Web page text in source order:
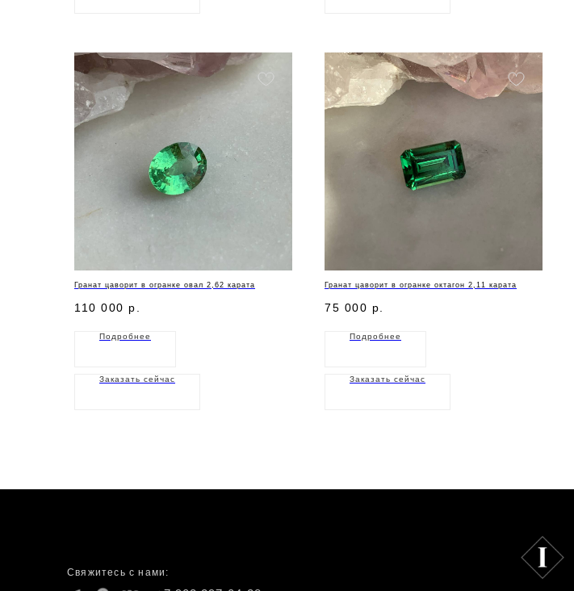
Гранат цаворит в огранке овал 2,62 карата
110 000 р.
Подробнее
Заказать сейчас
Гранат цаворит в огранке октагон 2,11 карата
75 000 р.
Подробнее
Заказать сейчас
Свяжитесь с нами: